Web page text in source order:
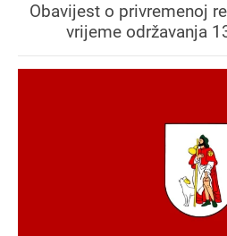
Obavijest o privremenoj
vrijeme održavanja